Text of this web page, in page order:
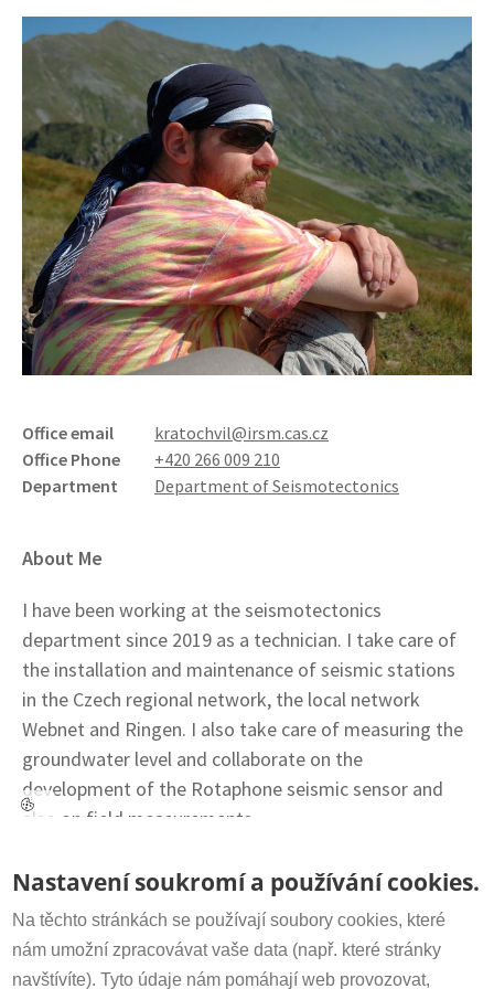
Office email
kratochvil@irsm.cas.cz
Office Phone
+420 266 009 210
Department
Department of Seismotectonics
About Me
I have been working at the seismotectonics
department since 2019 as a technician. I take care of
the installation and maintenance of seismic stations
in the Czech regional network, the local network
Webnet and Ringen. I also take care of measuring the
groundwater level and collaborate on the
development of the Rotaphone seismic sensor and
also on field measurements.
Secretariat:+420 266 009 318
irsm@irsm.cas.cz
Nastavení soukromí a používání cookies.
Na těchto stránkách se používají soubory cookies, které
nám umožní zpracovávat vaše data (např. které stránky
navštívíte). Tyto údaje nám pomáhají web provozovat,